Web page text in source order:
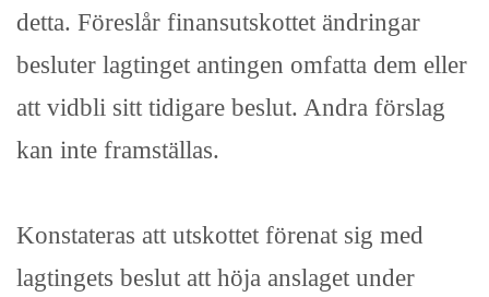
detta. Föreslår finansutskottet ändringar
besluter lagtinget antingen omfatta dem eller
att vidbli sitt tidigare beslut. Andra förslag
kan inte framställas.
Konstateras att utskottet förenat sig med
lagtingets beslut att höja anslaget under